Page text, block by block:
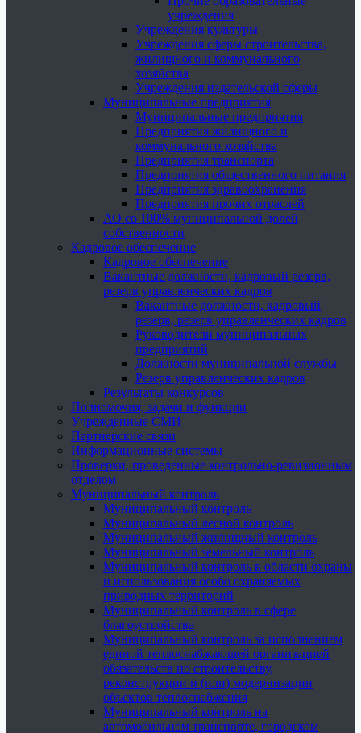
учреждения
Учреждения культуры
Учреждения сферы строительства,
жилищного и коммунального
хозяйства
Учреждения издательской сферы
Муниципальные предприятия
Муниципальные предприятия
Предприятия жилищного и
коммунального хозяйства
Предприятия транспорта
Предприятия общественного питания
Предприятия здравоохранения
Предприятия прочих отраслей
АО со 100% муниципальной долей
собственности
Кадровое обеспечение
Кадровое обеспечение
Вакантные должности, кадровый резерв,
резерв управленческих кадров
Вакантные должности, кадровый
резерв, резерв управленческих кадров
Руководители муниципальных
предприятий
Должности муниципальной службы
Резерв управленческих кадров
Результаты конкурсов
Полномочия, задачи и функции
Учрежденные СМИ
Партнерские связи
Информационные системы
Проверки, проведенные контрольно-ревизионным
отделом
Муниципальный контроль
Муниципальный контроль
Муниципальный лесной контроль
Муниципальный жилищный контроль
Муниципальный земельный контроль
Муниципальный контроль в области охраны
и использования особо охраняемых
природных территорий
Муниципальный контроль в сфере
благоустройства
Муниципальный контроль за исполнением
единой теплоснабжающей организацией
обязательств по строительству,
реконструкции и (или) модернизации
объектов теплоснабжения
Муниципальный контроль на
автомобильном транспорте, городском